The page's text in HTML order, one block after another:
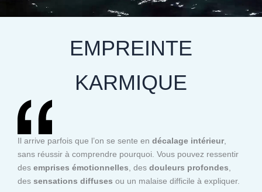
EMPREINTE
KARMIQUE
Il arrive parfois que l’on se sente en décalage intérieur,
sans réussir à comprendre pourquoi. Vous pouvez ressentir
des emprises émotionnelles , des douleurs profondes
des sensations diffuses ou un malaise difficile à expliquer.